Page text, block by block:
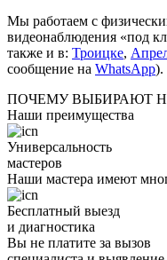
Мы работаем с
видеонаблюдения «под
также и в: Троицке,
сообщение на WhatsApp).
ПОЧЕМУ ВЫБИРАЮТ
Наши преимущества
Универсальность
мастеров
Наши мастера имеют
Бесплатный выезд
и диагностика
Вы не платите за вызов